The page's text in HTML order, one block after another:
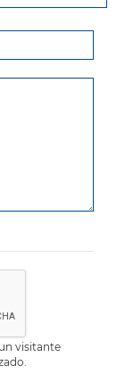
visitante